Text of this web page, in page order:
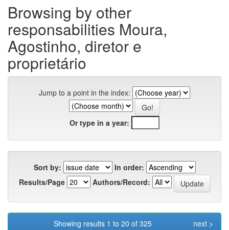
Browsing by other
responsabilities Moura,
Agostinho, diretor e
proprietário
Jump to a point in the index:
Or type in a year:
Sort by:
In order:
Results/Page
Authors/Record:
Showing results 1 to 20 of 325
next >